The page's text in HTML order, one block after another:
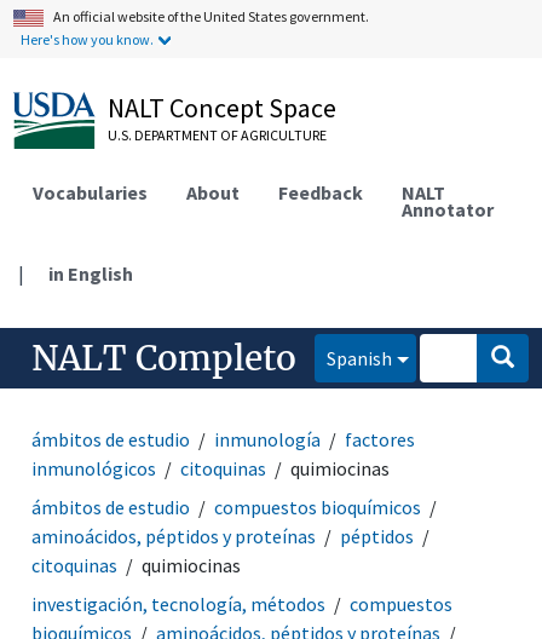
An official website of the United States government.
Here's how you know.
NALT Concept Space
U.S. DEPARTMENT OF AGRICULTURE
Vocabularies About Feedback NALT
Annotator
| in English
NALT Completo Spanish
ámbitos de estudio inmunología
factores
inmunológicos
citoquinas
quimiocinas
ámbitos de estudio
compuestos bioquímicos
aminoácidos, péptidos y proteínas
péptidos
citoquinas
quimiocinas
investigación, tecnología, métodos
compuestos
bioquímicos
aminoácidos, péptidos y proteínas